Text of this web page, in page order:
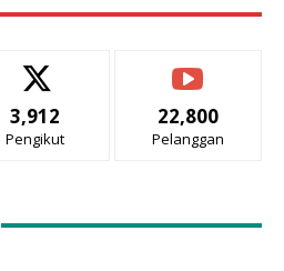
3,912
Pengikut
22,800
Pelanggan